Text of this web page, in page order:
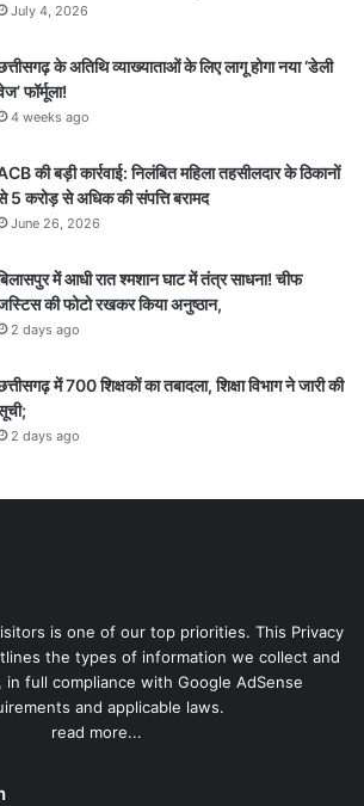
July 4, 2026
के अतिथि व्याख्याताओं के लिए लागू होगा नया ‘डेली
फॉर्मूला!
4 weeks ago
की बड़ी कार्रवाई: निलंबित महिला तहसीलदार के ठिकानों
5 करोड़ से अधिक की संपत्ति बरामद
June 26, 2026
में आधी रात श्मशान घाट में तंत्र साधना! चीफ
की फोटो रखकर किया अनुष्ठान,
2 days ago
में 700 शिक्षकों का तबादला, शिक्षा विभाग ने जारी की
2 days ago
is one of our top priorities. This Privacy
the types of information we collect and
full compliance with Google AdSense
and applicable laws.
read more...